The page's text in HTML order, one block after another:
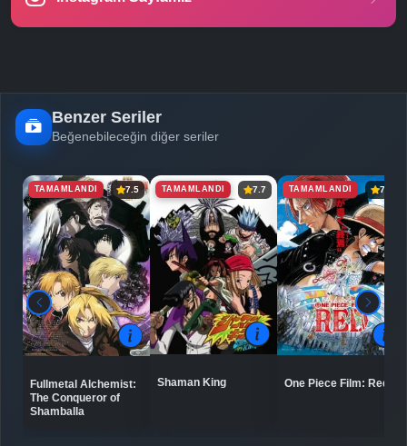
Benzer Seriler
Beğenebileceğin diğer seriler
TAMAMLANDI 7.5
Fullmetal Alchemist:
The Conqueror of
Shamballa
TAMAMLANDI 7.7
Shaman King
TAMAMLANDI 7.8
One Piece Film: Red